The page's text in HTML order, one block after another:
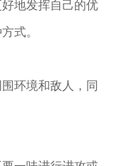
地发挥自己的优
式。
环境和敌人，同